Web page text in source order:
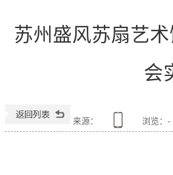
苏州盛风苏扇艺
会
来源： 浏览： -